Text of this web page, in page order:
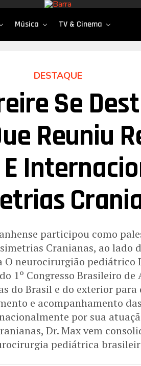
Música TV & Cinema
DESTAQUE
Se
Reuniu
participou como
Cranianas, ao lado
neurocirurgião pediátrico
1º Congresso Brasileiro
do Brasil e do exterior
e acompanhamento
por sua
Dr. Max vem
pediátrica